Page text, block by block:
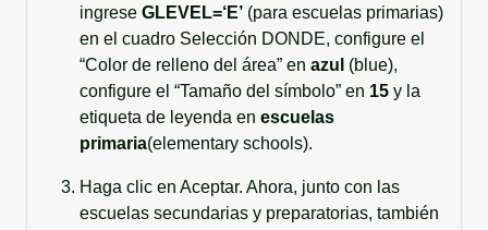
ingrese GLEVEL=‘E’ (para escuelas primarias)
en el cuadro Selección DONDE, configure el
“Color de relleno del área” en azul (blue),
configure el “Tamaño del símbolo” en 15 y la
etiqueta de leyenda en escuelas
primaria(elementary schools).
Haga clic en Aceptar. Ahora, junto con las
escuelas secundarias y preparatorias, también